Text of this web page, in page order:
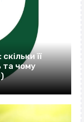
її
та чому